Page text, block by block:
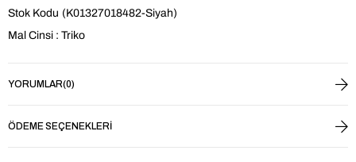
Stok Kodu (K01327018482-Siyah)
Mal Cinsi : Triko
YORUMLAR(0)
ÖDEME SEÇENEKLERI